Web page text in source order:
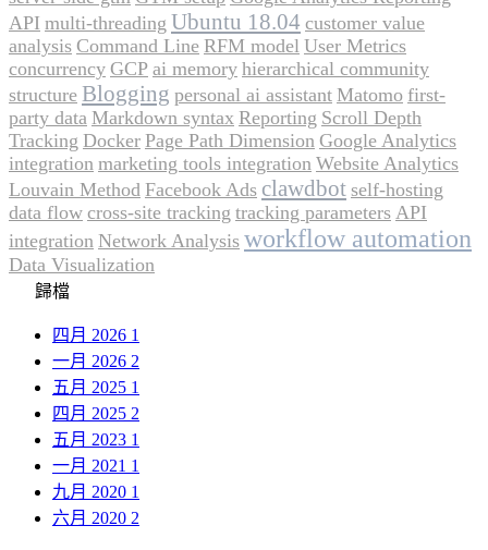
API multi-threading Ubuntu 18.04 customer value
analysis Command Line RFM model User Metrics
concurrency GCP ai memory hierarchical community
structure Blogging personal ai assistant Matomo first-
party data Markdown syntax Reporting Scroll Depth
Tracking Docker Page Path Dimension Google Analytics
integration marketing tools integration Website Analytics
Louvain Method Facebook Ads clawdbot self-hosting
data flow cross-site tracking tracking parameters API
integration Network Analysis workflow automation
Data Visualization
歸檔
四月 2026 1
一月 2026 2
五月 2025 1
四月 2025 2
五月 2023 1
一月 2021 1
九月 2020 1
六月 2020 2